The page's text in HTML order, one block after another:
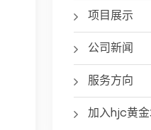
项目展示
公司新闻
服务方向
加入hjc黄